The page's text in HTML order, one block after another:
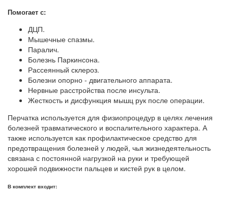
Помогает с:
ДЦП.
Мышечные спазмы.
Паралич.
Болезнь Паркинсона.
Рассеянный склероз.
Болезни опорно - двигательного аппарата.
Нервные расстройства после инсульта.
Жесткость и дисфункция мышц рук после операции.
Перчатка используется для физиопроцедур в целях лечения
болезней травматического и воспалительного характера. А
также используется как профилактическое средство для
предотвращения болезней у людей, чья жизнедеятельность
связана с постоянной нагрузкой на руки и требующей
хорошей подвижности пальцев и кистей рук в целом.
В комплект входит: